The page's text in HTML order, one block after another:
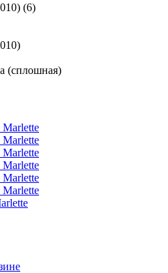
(6)
(сплошная)